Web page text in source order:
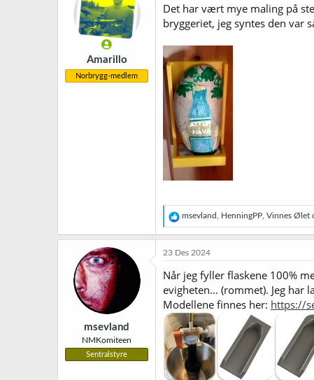
o
n
r
:
Amarillo
Norbrygg-medlem
Det har vært mye maling på
bryggeriet, jeg syntes den var
R
e
a
o
n
e
r
:
msevland HenningPP Vinnes Ølet
msevland
NMKomiteen
Sentralstyre
23 Des 2024
Når jeg fyller flaskene 100%
evigheten... (rommet). Jeg
Modellene finnes her: https://